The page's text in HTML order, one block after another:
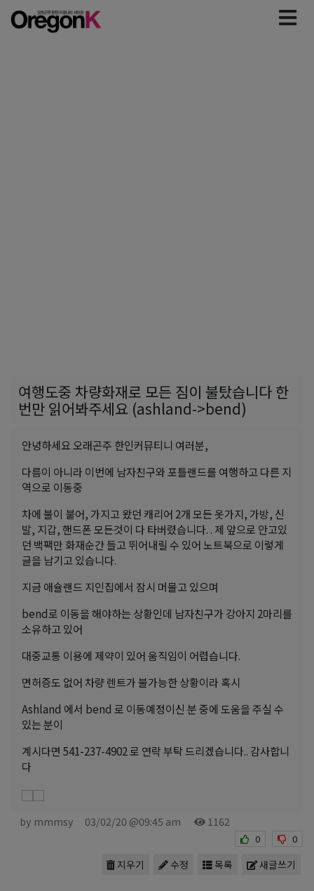
여행도중 차량화재로 모든 짐이 불탔습니다 한
번만 읽어봐주세요 (ashland->bend)
안녕하세요 오래곤주 한인커뮤티니 여러분,
다름이 아니라 이번에 남자친구와 포틀랜드를 여행하고 다른 지
역으로 이동중
차에 불이 붙어, 가지고 왔던 캐리어 2개 모든 옷가지, 가방, 신
발, 지갑, 핸드폰 모든것이 다 타버렸습니다. . 제 앞으로 안고있
던 백팩만 화재순간 들고 뛰어내릴 수 있어 노트북으로 이렇게
글을 남기고 있습니다.
지금 애슐랜드 지인집에서 잠시 머물고 있으며
bend로 이동을 해야하는 상황인데 남자친구가 강아지 2마리를
소유하고 있어
대중교통 이용에 제약이 있어 움직임이 어렵습니다.
면허증도 없어 차량 렌트가 불가능한 상황이라 혹시
Ashland 에서 bend 로 이동예정이신 분 중에 도움을 주실 수
있는 분이
계시다면 541-237-4902 로 연락 부탁 드리겠습니다.. 감사합니
다
by mmmsy 03/02/20 @09:45 am 1162
0 0
새글쓰기
목록
수정
지우기